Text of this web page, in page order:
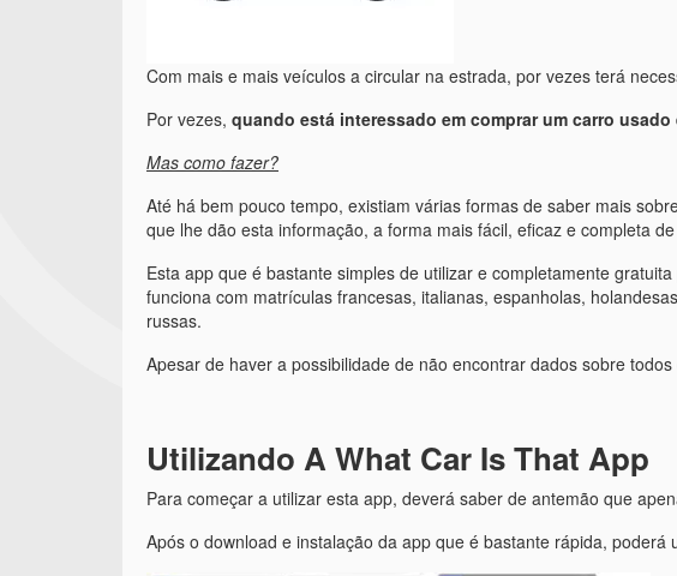
Com mais e mais veículos a circular na estrada, por vezes terá
Por vezes, quando está interessado em comprar um carro
Mas como fazer?
Até há bem pouco tempo, existiam várias formas de saber mais
que lhe dão esta informação, a forma mais fácil, eficaz e completa
Esta app que é bastante simples de utilizar e completamente
funciona com matrículas francesas, italianas, espanholas,
russas.
Apesar de haver a possibilidade de não encontrar dados sobre
Utilizando A What Car Is That App
Para começar a utilizar esta app, deverá saber de antemão que
Após o download e instalação da app que é bastante rápida, poderá